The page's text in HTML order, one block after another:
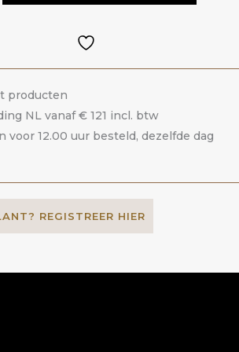
producten
NL vanaf € 121 incl. btw
voor 12.00 uur besteld, dezelfde dag
REGISTREER HIER